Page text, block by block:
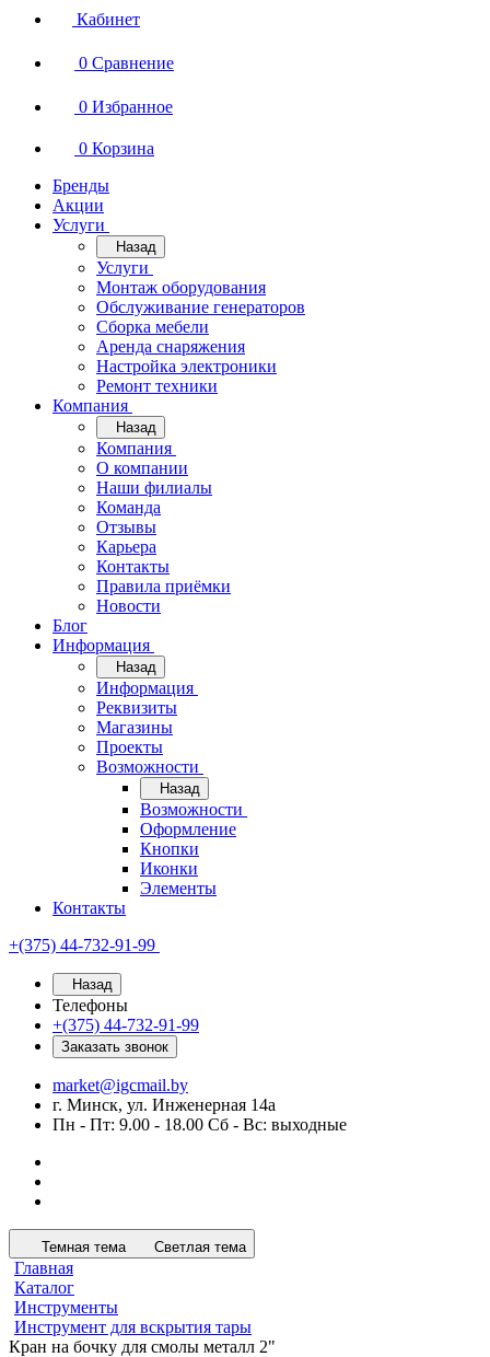
Кабинет
0 Сравнение
0 Избранное
0 Корзина
Бренды
Акции
Услуги
Назад
Услуги
Монтаж оборудования
Обслуживание генераторов
Сборка мебели
Аренда снаряжения
Настройка электроники
Ремонт техники
Компания
Назад
Компания
О компании
Наши филиалы
Команда
Отзывы
Карьера
Контакты
Правила приёмки
Новости
Блог
Информация
Назад
Информация
Реквизиты
Магазины
Проекты
Возможности
Назад
Возможности
Оформление
Кнопки
Иконки
Элементы
Контакты
+(375) 44-732-91-99
Назад
Телефоны
+(375) 44-732-91-99
Заказать звонок
market@igcmail.by
г. Минск, ул. Инженерная 14а
Пн - Пт: 9.00 - 18.00 Сб - Вс: выходные
Темная тема Светлая тема
Главная
Каталог
Инструменты
Инструмент для вскрытия тары
Кран на бочку для смолы металл 2"